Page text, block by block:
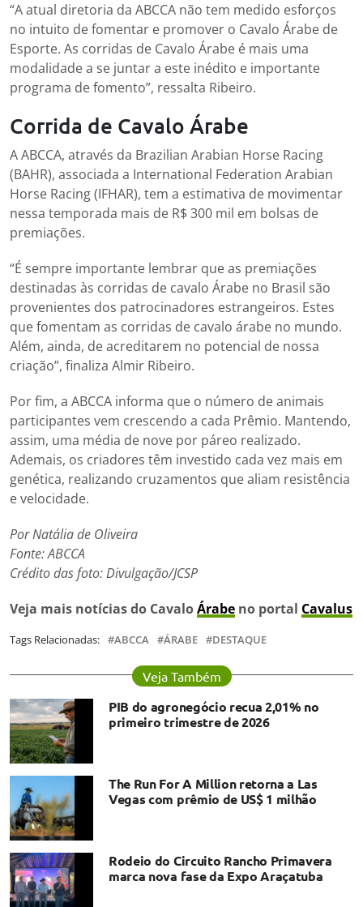
“A atual diretoria da ABCCA não tem medido esforços
no intuito de fomentar e promover o Cavalo Árabe de
Esporte. As corridas de Cavalo Árabe é mais uma
modalidade a se juntar a este inédito e importante
programa de fomento”, ressalta Ribeiro.
Corrida de Cavalo Árabe
A ABCCA, através da Brazilian Arabian Horse Racing
(BAHR), associada a International Federation Arabian
Horse Racing (IFHAR), tem a estimativa de movimentar
nessa temporada mais de R$ 300 mil em bolsas de
premiações.
“É sempre importante lembrar que as premiações
destinadas às corridas de cavalo Árabe no Brasil são
provenientes dos patrocinadores estrangeiros. Estes
que fomentam as corridas de cavalo árabe no mundo.
Além, ainda, de acreditarem no potencial de nossa
criação”, finaliza Almir Ribeiro.
Por fim, a ABCCA informa que o número de animais
participantes vem crescendo a cada Prêmio. Mantendo,
assim, uma média de nove por páreo realizado.
Ademais, os criadores têm investido cada vez mais em
genética, realizando cruzamentos que aliam resistência
e velocidade.
Por Natália de Oliveira
Fonte: ABCCA
Crédito das foto: Divulgação/JCSP
Veja mais notícias do CavaloÁrabe no portal Cavalus
Tags Relacionadas: ABCCA ÁRABE DESTAQUE
Veja Também
PIB do agronegócio recua 2,01% no
primeiro trimestre de 2026
The Run For A Million retorna a Las
Vegas com prêmio de US$ 1 milhão
Rodeio do Circuito Rancho Primavera
marca nova fase da Expo Araçatuba